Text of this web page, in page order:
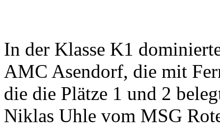
In der Klasse K1
AMC Asendorf, die mit
die die Plätze 1 und 2
Niklas Uhle vom MSG